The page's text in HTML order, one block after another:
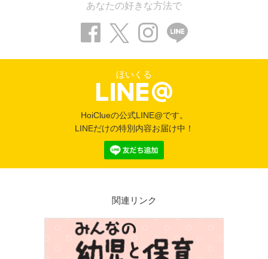
あなたの好きな方法で
ほいくる
HoiClueの公式LINE@です。
LINEだけの特別内容お届け中！
関連リンク